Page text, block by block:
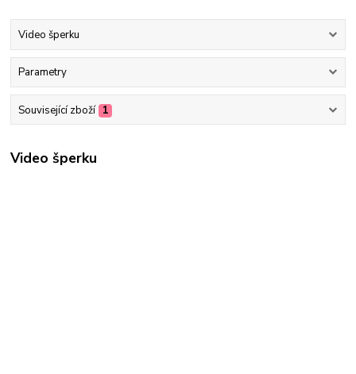
Video šperku
Parametry
Související zboží 1
Video šperku